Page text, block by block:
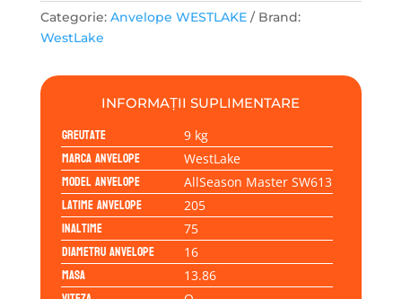
SW613
205/75R16
Categorie: Anvelope WESTLAKE
Brand:
WestLake
INFORMAȚII SUPLIMENTARE
Greutate 9 kg
Marca anvelope WestLake
Model anvelope AllSeason Master SW613
Latime anvelope 205
Inaltime 75
Diametru anvelope 16
Masa 13.86